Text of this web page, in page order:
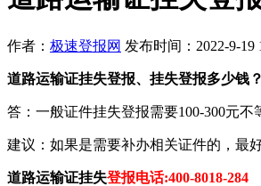
作者： 极速登报网 发布时间：2022-9-19
道路运输证挂失登报、挂失登报多少钱？
答：一般证件挂失登报需要100-300元
建议：如果是需要补办相关证件的，最
道路运输证挂失登报电话:400-8018-284